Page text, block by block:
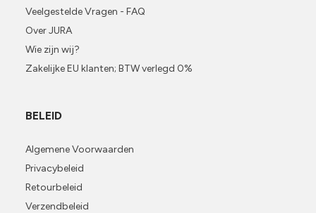
Veelgestelde Vragen - FAQ
Over JURA
Wie zijn wij?
Zakelijke EU klanten; BTW verlegd 0%
BELEID
Algemene Voorwaarden
Privacybeleid
Retourbeleid
Verzendbeleid